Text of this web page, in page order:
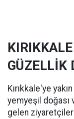
GÜZELLİK
Kırıkkale'ye
yemyeşil doğası
gelen